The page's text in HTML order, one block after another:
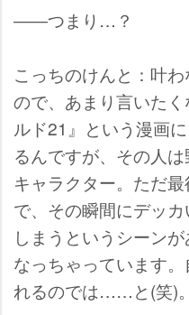
――つまり…？
こっちのけんと：叶
ので、あまり言いた
ルド21』という漫画
るんですが、その人
キャラクター。ただ
で、その瞬間にデッ
しまうというシーン
なっちゃっています
れるのでは……と(笑)。